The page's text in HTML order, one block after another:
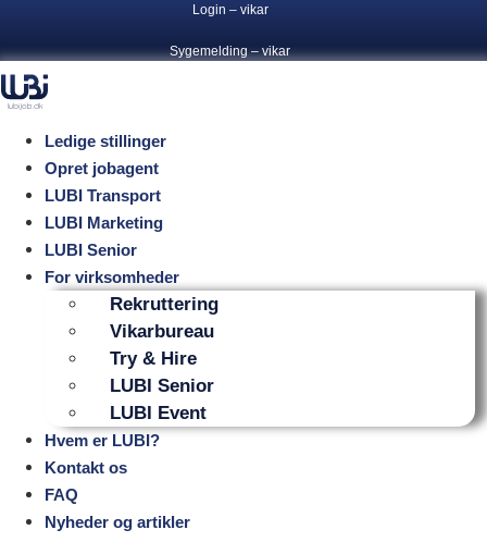
indhold
Login – vikar
Sygemelding – vikar
Ledige stillinger
Opret jobagent
LUBI Transport
LUBI Marketing
LUBI Senior
For virksomheder
Rekruttering
Vikarbureau
Try & Hire
LUBI Senior
LUBI Event
Hvem er LUBI?
Kontakt os
FAQ
Nyheder og artikler